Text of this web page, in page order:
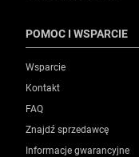
POMOC I WSPARCIE
Wsparcie
Kontakt
FAQ
Znajdź sprzedawcę
Informacje gwarancyjne